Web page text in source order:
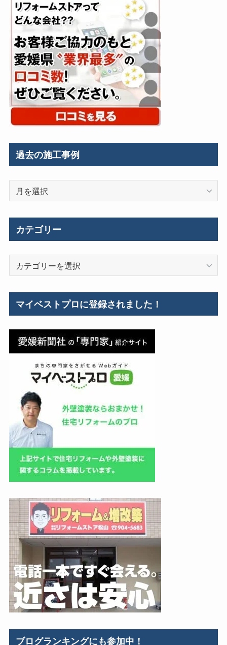
過去の施工事例
去
工
カテゴリー
テ
リマイベストプロに登録されました！
ブログランキングにも参加中！